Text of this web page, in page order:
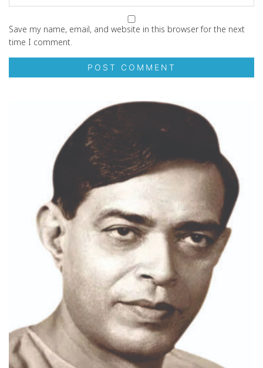
Save my name, email, and website in this browser for the next
time I comment.